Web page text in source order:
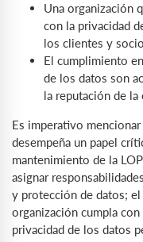
Una organización
con la privacidad
los clientes y
El cumplimiento
de los datos son
la reputación de la
Es imperativo mencionar
desempeña un papel
mantenimiento de la
asignar
y protección de datos;
organización cumpla
privacidad de los datos